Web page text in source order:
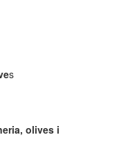
s
olives i